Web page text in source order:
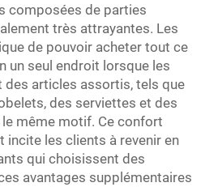
composées de parties
très attrayantes. Les
de pouvoir acheter tout ce
un seul endroit lorsque les
articles assortis, tels que
des serviettes et des
même motif. Ce confort
incite les clients à revenir en
qui choisissent des
avantages supplémentaires